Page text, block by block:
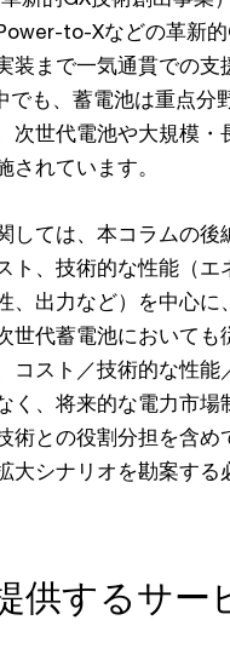
to-Xなどの革新
装まで一気通貫での支
でも、蓄電池は重点分
次世代電池や大規模・
されています。
しては、本コラムの後
ト、技術的な性能（エ
、出力など）を中心に
世代蓄電池においても
コスト／技術的な性能
く、将来的な電力市場
術との役割分担を含め
大シナリオを勘案する
供するサー